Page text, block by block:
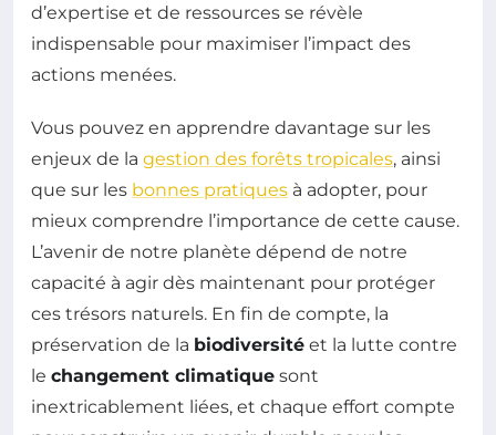
d’expertise et de ressources se révèle
indispensable pour maximiser l’impact des
actions menées.
Vous pouvez en apprendre davantage sur les
enjeux de la gestion des forêts tropicales, ainsi
que sur les bonnes pratiques à adopter, pour
mieux comprendre l’importance de cette cause.
L’avenir de notre planète dépend de notre
capacité à agir dès maintenant pour protéger
ces trésors naturels. En fin de compte, la
préservation de la biodiversité et la lutte contre
le changement climatique sont
inextricablement liées, et chaque effort compte